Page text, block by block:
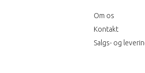
Om os
Kontakt
Salgs- og